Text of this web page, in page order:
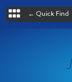
← Quick Find